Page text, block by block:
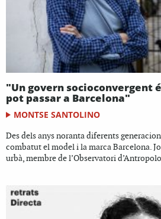
"Un govern socioconvergent
pot passar a Barcelona"
MONTSE SANTOLINO
Des dels anys noranta diferents
combatut el model i la marca Barcelona.
urbà, membre de l’Observatori